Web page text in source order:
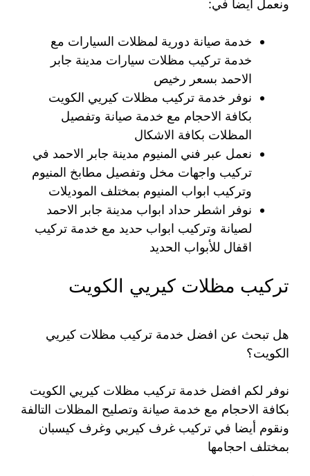
ونعمل أيضا في:
خدمة صيانة دورية لمظلات السيارات مع
خدمة تركيب مظلات سيارات مدينة جابر
الاحمد بسعر رخيص
نوفر خدمة تركيب مظلات كيريي الكويت
بكافة الاحجام مع خدمة صيانة وتفصيل
المظلات بكافة الاشكال
نعمل عبر فني المنيوم مدينة جابر الاحمد في
تركيب واجهات مخل وتفصيل مطابخ المنيوم
وتركيب ابواب المنيوم بمختلف الموديلات
نوفر اشطر حداد ابواب مدينة جابر الاحمد
لصيانة وتركيب ابواب حديد مع خدمة تركيب
اقفال للأبواب الحديد
تركيب مظلات كيريي الكويت
هل تبحث عن افضل خدمة تركيب مظلات كيريي
الكويت؟
نوفر لكم افضل خدمة تركيب مظلات كيريي الكويت
بكافة الاحجام مع خدمة صيانة وتصليح المظلات التالفة
ونقوم أيضا في تركيب غرف كيربي وغرف كيسبان
بمختلف احجامها